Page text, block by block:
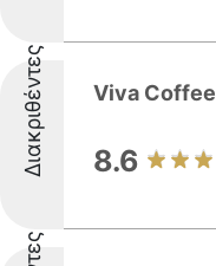
Διακριθέντες Viva Coffee
8.6